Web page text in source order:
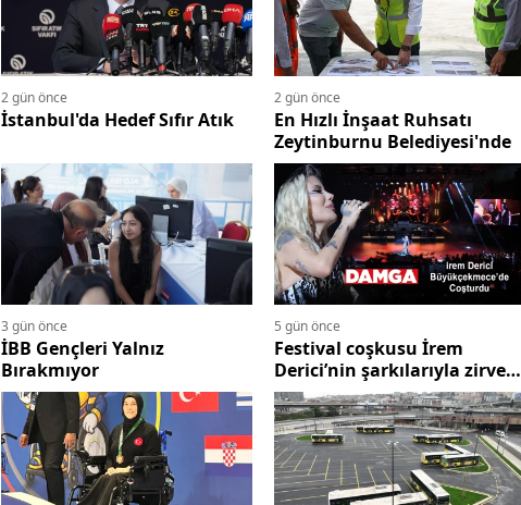
2 gün önce
İstanbul'da Hedef Sıfır Atık
2 gün önce
En Hızlı İnşaat Ruhsatı
Zeytinburnu Belediyesi'nde
3 gün önce
İBB Gençleri Yalnız
Bırakmıyor
5 gün önce
Festival coşkusu İrem
Derici’nin şarkılarıyla zirveye
taşındı